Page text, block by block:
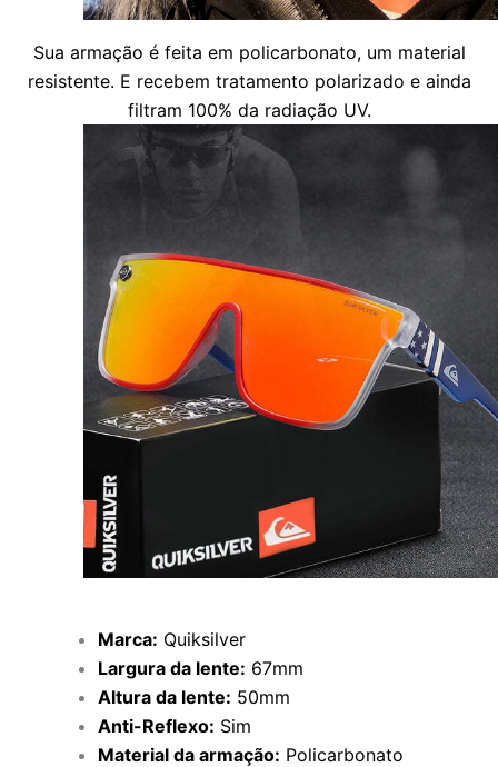
Sua armação é feita em policarbonato, um material
resistente. E recebem tratamento polarizado e ainda
filtram 100% da radiação UV.
Marca: Quiksilver
Largura da lente: 67mm
Altura da lente: 50mm
Anti-Reflexo: Sim
Material da armação: Policarbonato